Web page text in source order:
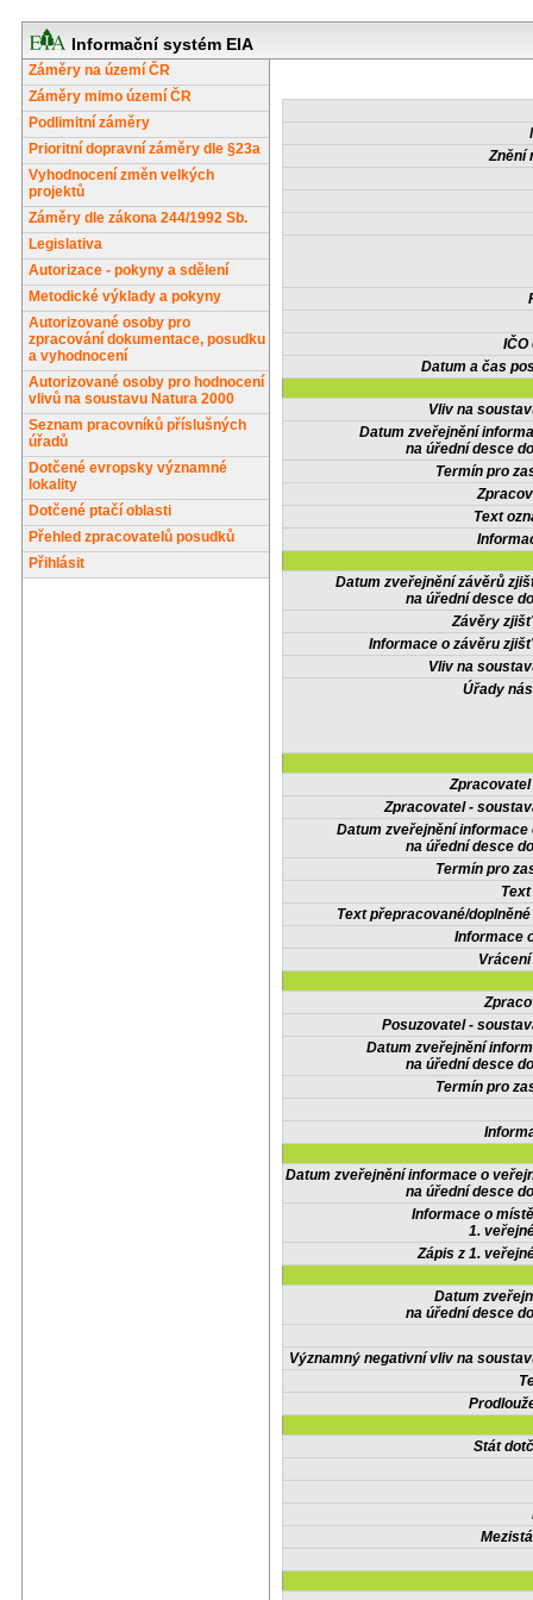
Informační systém EIA
Záměry na území ČR
Záměry mimo území ČR
Podlimitní záměry
Prioritní dopravní záměry dle §23a
Vyhodnocení změn velkých
projektů
Záměry dle zákona 244/1992 Sb.
Legislativa
Autorizace - pokyny a sdělení
Metodické výklady a pokyny
Autorizované osoby pro
zpracování dokumentace, posudku
a vyhodnocení
Autorizované osoby pro hodnocení
vlivů na soustavu Natura 2000
Seznam pracovníků příslušných
úřadů
Dotčené evropsky významné
lokality
Dotčené ptačí oblasti
Přehled zpracovatelů posudků
Přihlásit
Znění
IČO
Datum a čas
Vliv na
Datum zveřejnění
na úřední desce
Termín pro
Text
Datum zveřejnění závěrů
na úřední desce
Závěry
Informace o závěru
Vliv na
Úřady
Zpracovatel -
Datum zveřejnění informace
na úřední desce
Termín pro
Text přepracované/
Informace
Posuzovatel -
Datum zveřejnění
na úřední desce
Termín pro
Datum zveřejnění informace o
na úřední desce
Informace o
1.
Zápis z 1.
Datum
na úřední desce
Významný negativní vliv na
Stát